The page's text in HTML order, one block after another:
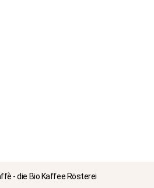
- die Bio Kaffee Rösterei